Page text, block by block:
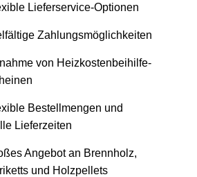
Lieferservice-Optionen
Zahlungsmöglichkeiten
von Heizkostenbeihilfe-
Bestellmengen und
Lieferzeiten
Angebot an Brennholz,
und Holzpellets